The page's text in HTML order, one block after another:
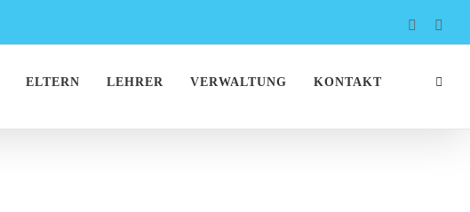
Facebook
ELTERN LEHRER VERWALTUNG KONTAKT